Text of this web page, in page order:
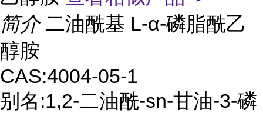
简介 二油酰基 L-α-磷脂酰乙
醇胺
CAS:4004-05-1
别名:1,2-二油酰-sn-甘油-3-磷